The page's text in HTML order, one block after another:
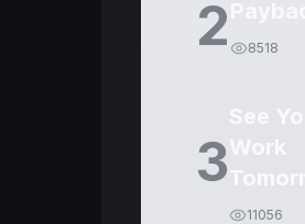
2 8518
3
11056